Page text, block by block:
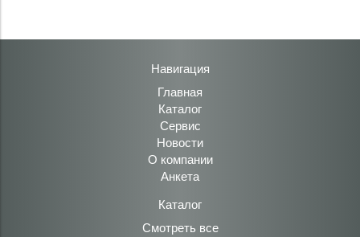
Навигация
Главная
Каталог
Сервис
Новости
О компании
Анкета
Каталог
Смотреть все